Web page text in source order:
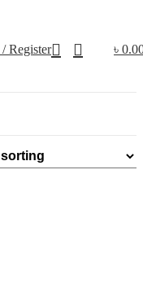
Register ৳